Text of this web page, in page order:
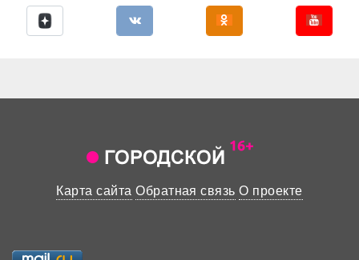
Карта сайта Обратная связь О проекте